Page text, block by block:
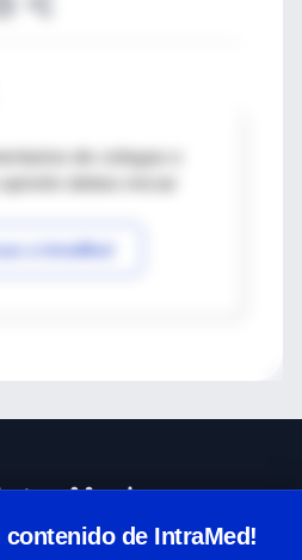
de colegas o
a IntraMed
contenido de IntraMed!